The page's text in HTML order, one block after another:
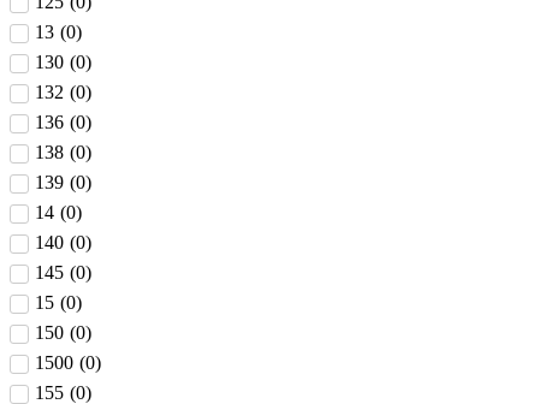
13 (0)
130 (0)
132 (0)
136 (0)
138 (0)
139 (0)
14 (0)
140 (0)
145 (0)
15 (0)
150 (0)
1500 (0)
155 (0)